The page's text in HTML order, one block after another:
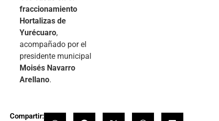
fraccionamiento
Hortalizas de
Yurécuaro,
acompañado por el
presidente municipal
Moisés Navarro
Arellano.
Compartir: